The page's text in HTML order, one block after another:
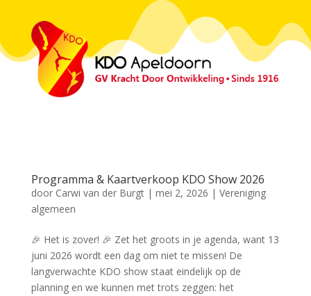
Programma & Kaartverkoop KDO Show 2026
door Carwi van der Burgt| mei 2, 2026 | Vereniging
algemeen
🎉 Het is zover! 🎉 Zet het groots in je agenda, want 13
juni 2026 wordt een dag om niet te missen! De
langverwachte KDO show staat eindelijk op de
planning en we kunnen met trots zeggen: het